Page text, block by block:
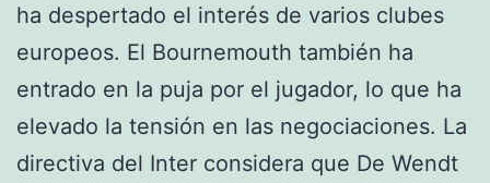
ha despertado el interés de varios clubes
europeos. El Bournemouth también ha
entrado en la puja por el jugador, lo que ha
elevado la tensión en las negociaciones. La
directiva del Inter considera que De Wendt